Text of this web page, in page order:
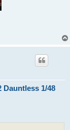
Dauntless 1/48